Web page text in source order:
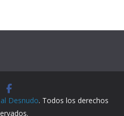
Desnudo. Todos los derechos